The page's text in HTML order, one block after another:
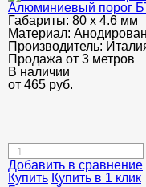
Алюминиевый порог
Габариты: 80 х 4.6 мм
Материал:
Производитель:
Продажа от 3 метров
В наличии
от 465 руб.
Добавить в сравнение
Купить Купить в 1 клик